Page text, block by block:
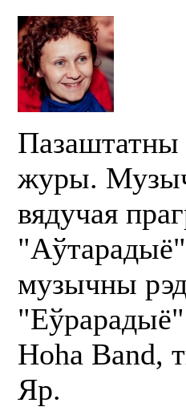
Пазаштатны
журы.
вядучая
музычны
Hoha Band,
Яр.